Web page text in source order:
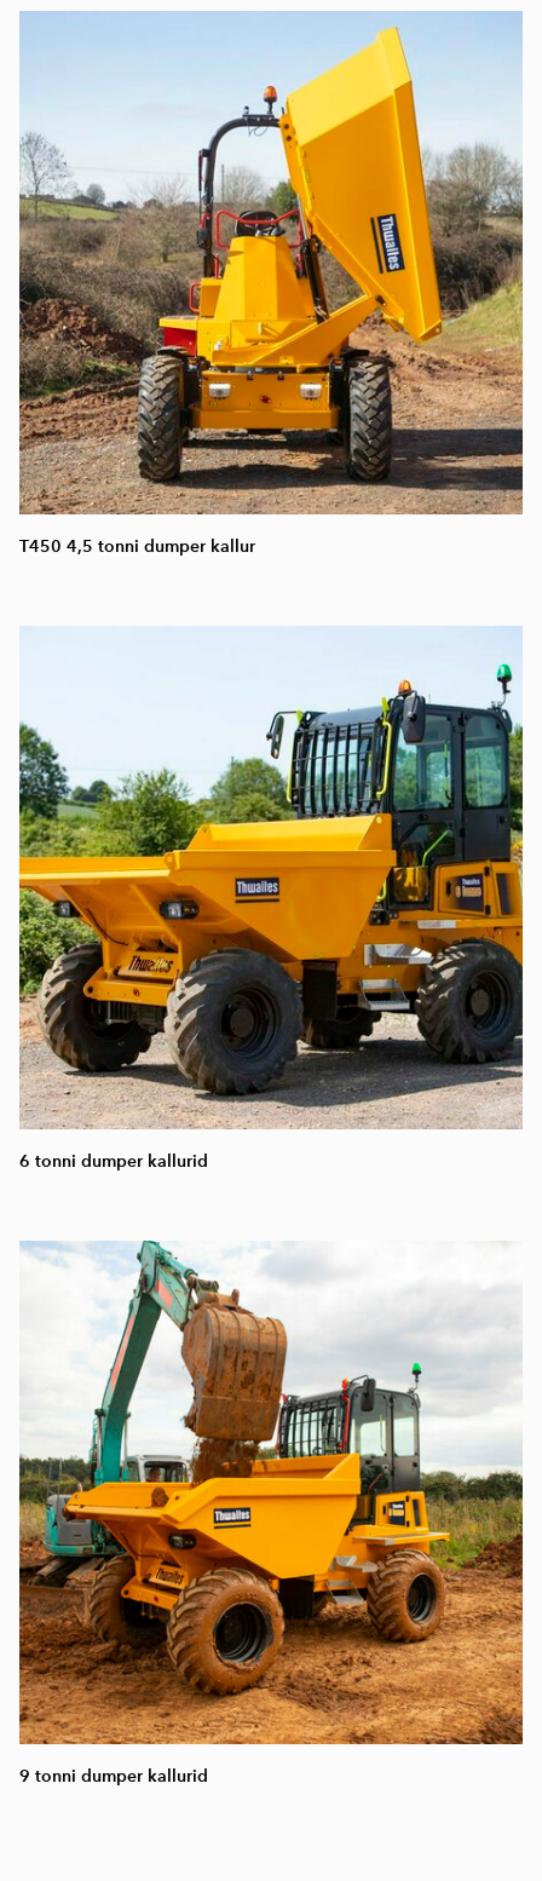
T450 4,5 tonni dumper kallur
6 tonni dumper kallurid
9 tonni dumper kallurid